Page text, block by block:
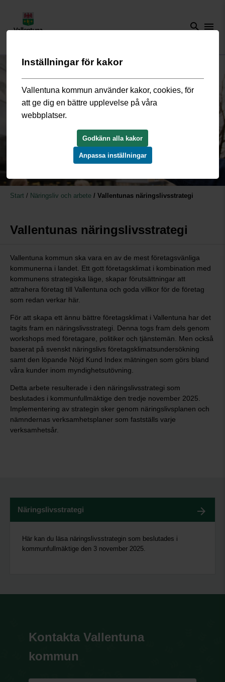
search menu
Start / Näringsliv och arbete / Vallentunas näringslivsstrategi
Vallentunas näringslivsstrategi
Vallentuna kommun ska vara en av de mest företagsvänliga
kommunerna i landet. Ett gott företagsklimat i kombination med
kommunens strategiska läge, skapar förutsättningar att
attrahera företag till Vallentuna och goda villkor för de företag
som redan verkar här.
För att skapa ett ännu bättre företagsklimat i Vallentuna har det
tagits fram en näringslivsstrategi. Denna togs fram dels genom
workshops med företagare, politiker och tjänstemän. Men också
baserat på svenskt näringslivs företagsklimatsundersökning
samt den löpande Nöjd Kund Index mätningen som görs bland
våra kunder inom myndighetsutövning.
Detta arbete resulterade i den näringslivsstrategi som
beslutades i kommunfullmäktige den tredje november 2025.
Implementering av strategin sker genom näringslivsplanen och
nämndernas verksamhetsplaner som fastställs varje
verksamhetsår.
Näringslivsstrategi
Här kan du läsa näringslivsstrategin som beslutades i
kommunfullmäktige den 3 november 2025.
Kontakta Vallentuna
kommun
Inställningar för kakor
Vallentuna kommun använder kakor, cookies, för
att ge dig en bättre upplevelse på våra
webbplatser.
Godkänn alla kakor
Anpassa inställningar